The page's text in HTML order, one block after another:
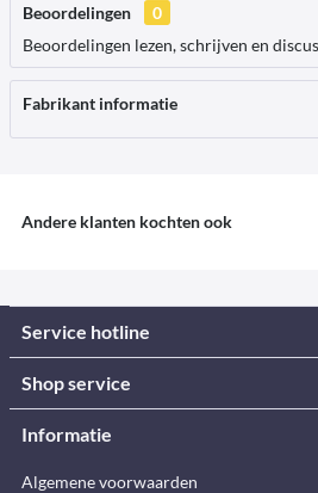
Beoordelingen
0
Beoordelingen lezen, schrijven en
Fabrikant informatie
Andere klanten kochten ook
Service hotline
Shop service
Informatie
Algemene voorwaarden